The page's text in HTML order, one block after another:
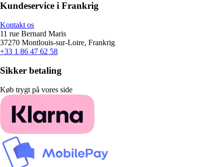
Kundeservice i Frankrig
Kontakt os
11 rue Bernard Maris
37270 Montlouis-sur-Loire, Frankrig
+33 1 86 47 62 58
Sikker betaling
Køb trygt på vores side